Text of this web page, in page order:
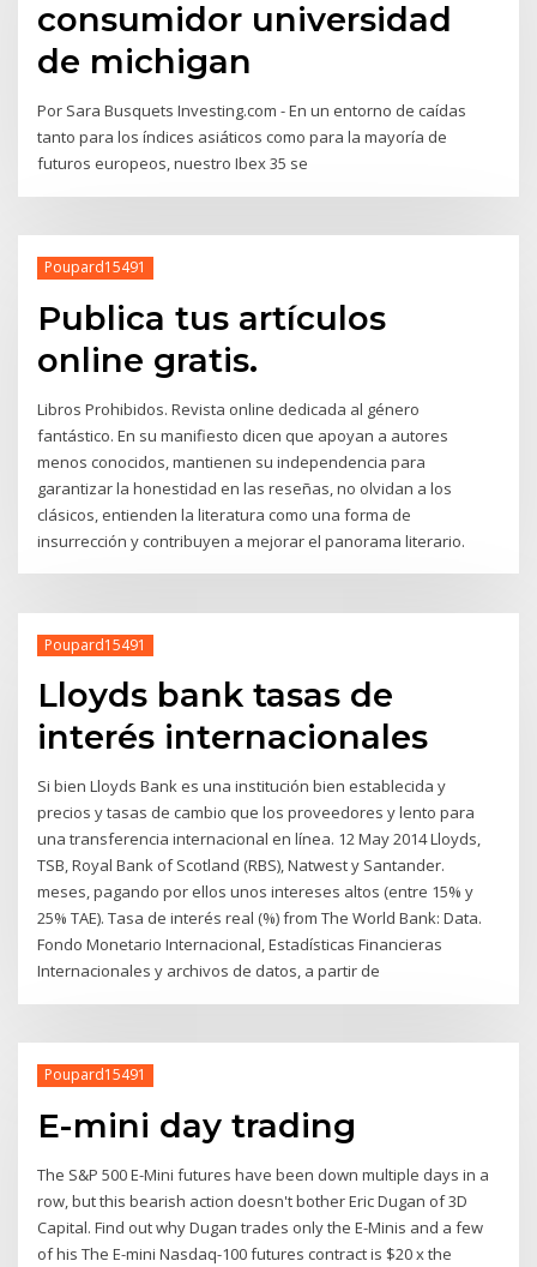
consumidor universidad
de michigan
Por Sara Busquets Investing.com - En un entorno de caídas
tanto para los índices asiáticos como para la mayoría de
futuros europeos, nuestro Ibex 35 se
Poupard15491
Publica tus artículos
online gratis.
Libros Prohibidos. Revista online dedicada al género
fantástico. En su manifiesto dicen que apoyan a autores
menos conocidos, mantienen su independencia para
garantizar la honestidad en las reseñas, no olvidan a los
clásicos, entienden la literatura como una forma de
insurrección y contribuyen a mejorar el panorama literario.
Poupard15491
Lloyds bank tasas de
interés internacionales
Si bien Lloyds Bank es una institución bien establecida y
precios y tasas de cambio que los proveedores y lento para
una transferencia internacional en línea. 12 May 2014 Lloyds,
TSB, Royal Bank of Scotland (RBS), Natwest y Santander.
meses, pagando por ellos unos intereses altos (entre 15% y
25% TAE). Tasa de interés real (%) from The World Bank: Data.
Fondo Monetario Internacional, Estadísticas Financieras
Internacionales y archivos de datos, a partir de
Poupard15491
E-mini day trading
The S&P 500 E-Mini futures have been down multiple days in a
row, but this bearish action doesn't bother Eric Dugan of 3D
Capital. Find out why Dugan trades only the E-Minis and a few
of his The E-mini Nasdaq-100 futures contract is $20 x the